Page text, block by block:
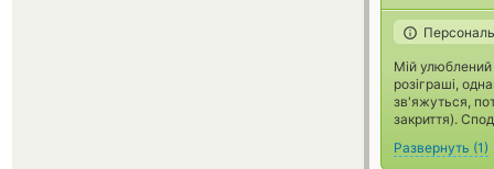
Мій
розіграші,
зв'яжуться,
закриття).
Развернуть (1)